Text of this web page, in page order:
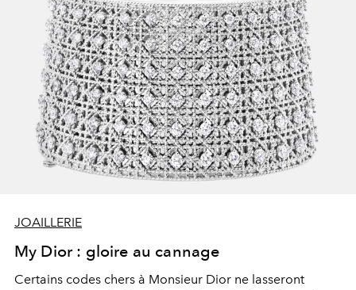
JOAILLERIE
My Dior : gloire au cannage
Certains codes chers à Monsieur Dior ne lasseront